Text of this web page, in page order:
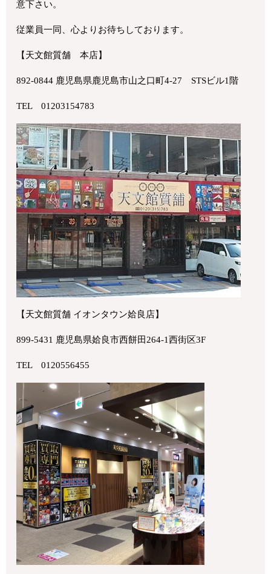
意下さい。
従業員一同、心よりお待ちしております。
【天文館質舗 本店】
892-0844 鹿児島県鹿児島市山之口町4-27 STSビル1階
TEL 01203154783
【天文館質舗 イオンタウン姶良店】
899-5431 鹿児島県姶良市西餅田264-1西街区3F
TEL 0120556455